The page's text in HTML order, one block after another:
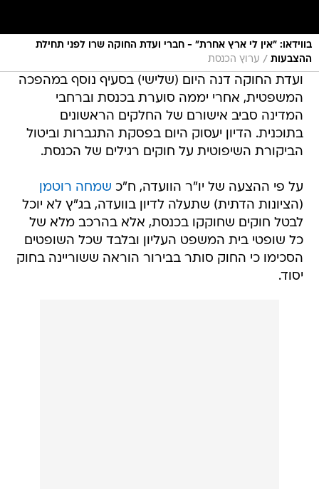
בווידאו: "אין לי ארץ אחרת" - חברי ועדת החוקה שרו לפני תחילת
ההצבעות / ערוץ הכנסת
ועדת החוקה דנה היום (שלישי) בסעיף נוסף במהפכה
המשפטית, אחרי יממה סוערת בכנסת וברחבי
המדינה סביב אישורם של החלקים הראשונים
בתוכנית. הדיון יעסוק היום בפסקת התגברות וביטול
הביקורת השיפוטית על חוקים רגילים של הכנסת.
על פי ההצעה של יו"ר הוועדה, ח"כ שמחה רוטמן
(הציונות הדתית) שתעלה לדיון בוועדה, בג"ץ לא יוכל
לבטל חוקים שחוקקו בכנסת, אלא בהרכב מלא של
כל שופטי בית המשפט העליון ובלבד שכל השופטים
הסכימו כי החוק סותר בבירור הוראה ששוריינה בחוק
יסוד.